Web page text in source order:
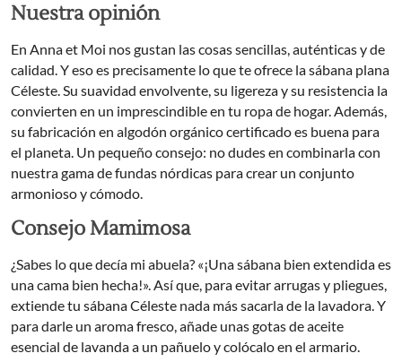
Nuestra opinión
En Anna et Moi nos gustan las cosas sencillas, auténticas y de
calidad. Y eso es precisamente lo que te ofrece la sábana plana
Céleste. Su suavidad envolvente, su ligereza y su resistencia la
convierten en un imprescindible en tu ropa de hogar. Además,
su fabricación en algodón orgánico certificado es buena para
el planeta. Un pequeño consejo: no dudes en combinarla con
nuestra gama de fundas nórdicas para crear un conjunto
armonioso y cómodo.
Consejo Mamimosa
¿Sabes lo que decía mi abuela? «¡Una sábana bien extendida es
una cama bien hecha!». Así que, para evitar arrugas y pliegues,
extiende tu sábana Céleste nada más sacarla de la lavadora. Y
para darle un aroma fresco, añade unas gotas de aceite
esencial de lavanda a un pañuelo y colócalo en el armario.